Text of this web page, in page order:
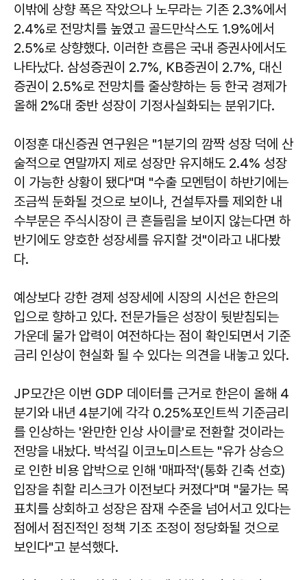
이밖에 상향 폭은 작았으나 노무라는 기존 2.3%에서
2.4%로 전망치를 높였고 골드만삭스도 1.9%에서
2.5%로 상향했다. 이러한 흐름은 국내 증권사에서도
나타났다. 삼성증권이 2.7%, KB증권이 2.7%, 대신
증권이 2.5%로 전망치를 줄상향하는 등 한국 경제가
올해 2%대 중반 성장이 기정사실화되는 분위기다.
이정훈 대신증권 연구원은 "1분기의 깜짝 성장 덕에 산
술적으로 연말까지 제로 성장만 유지해도 2.4% 성장
이 가능한 상황이 됐다"며 "수출 모멘텀이 하반기에는
조금씩 둔화될 것으로 보이나, 건설투자를 제외한 내
수부문은 주식시장이 큰 흔들림을 보이지 않는다면 하
반기에도 양호한 성장세를 유지할 것"이라고 내다봤
다.
예상보다 강한 경제 성장세에 시장의 시선은 한은의
입으로 향하고 있다. 전문가들은 성장이 뒷받침되는
가운데 물가 압력이 여전하다는 점이 확인되면서 기준
금리 인상이 현실화 될 수 있다는 의견을 내놓고 있다.
JP모간은 이번 GDP 데이터를 근거로 한은이 올해 4
분기와 내년 4분기에 각각 0.25%포인트씩 기준금리
를 인상하는 '완만한 인상 사이클'로 전환할 것이라는
전망을 내놨다. 박석길 이코노미스트는 "유가 상승으
로 인한 비용 압박으로 인해 '매파적'(통화 긴축 선호)
입장을 취할 리스크가 이전보다 커졌다"며 "물가는 목
표치를 상회하고 성장은 잠재 수준을 넘어서고 있다는
점에서 점진적인 정책 기조 조정이 정당화될 것으로
보인다"고 분석했다.